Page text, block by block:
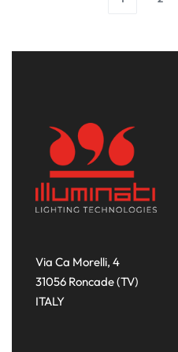
Via Ca Morelli, 4
31056 Roncade (TV)
ITALY